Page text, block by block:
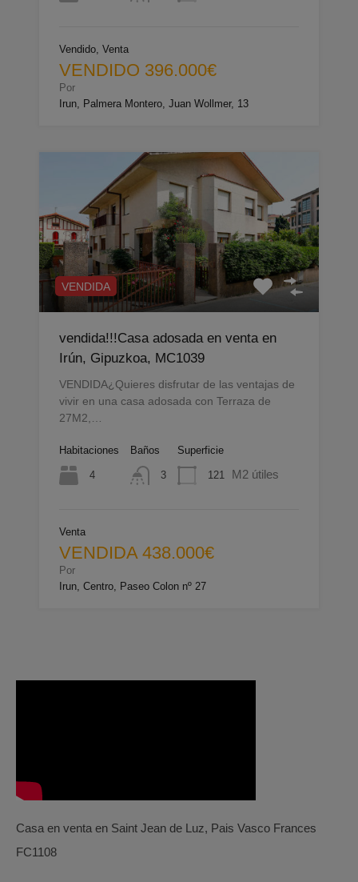
Vendido, Venta
VENDIDO 396.000€
Por
Irun, Palmera Montero, Juan Wollmer, 13
VENDIDA
vendida!!!Casa adosada en venta en
Irún, Gipuzkoa, MC1039
VENDIDA¿Quieres disfrutar de las ventajas de
vivir en una casa adosada con Terraza de
27M2,…
Habitaciones
4
Baños
3
Superficie
121 M2 útiles
Venta
VENDIDA 438.000€
Por
Irun, Centro, Paseo Colon nº 27
Casa en venta en Saint Jean de Luz, Pais Vasco Frances
FC1108